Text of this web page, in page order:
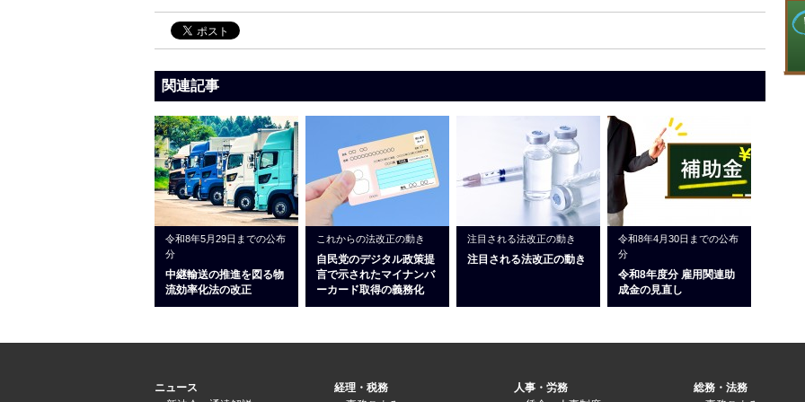
関連記事
令和8年5月29日までの公布
分
中継輸送の推進を図る物
流効率化法の改正
これからの法改正の動き
自民党のデジタル政策提
言で示されたマイナンバ
ーカード取得の義務化
注目される法改正の動き
注目される法改正の動き
令和8年4月30日までの公布
分
令和8年度分 雇用関連助
成金の見直し
ニュース
経理・税務
人事・労務
総務・法務